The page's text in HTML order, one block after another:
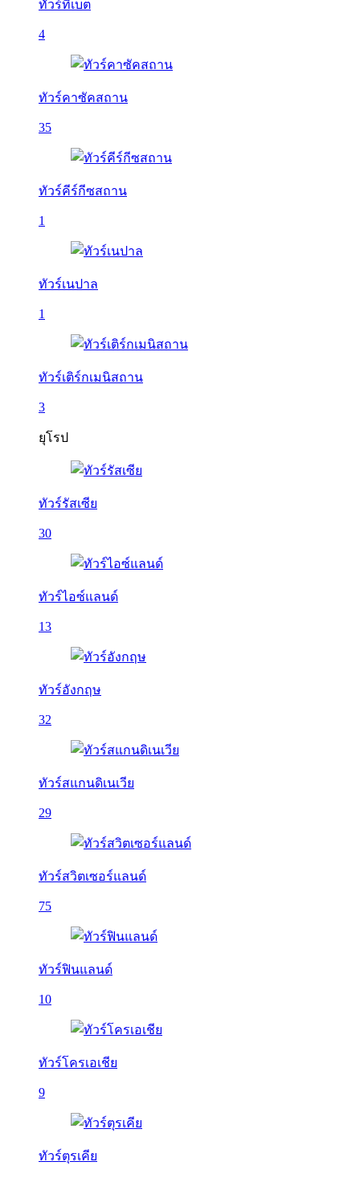
ทัวร์ทิเบต
4
ทัวร์คาซัคสถาน
35
ทัวร์คีร์กีซสถาน
1
ทัวร์เนปาล
1
ทัวร์เติร์กเมนิสถาน
3
ยุโรป
ทัวร์รัสเซีย
30
ทัวร์ไอซ์แลนด์
13
ทัวร์อังกฤษ
32
ทัวร์สแกนดิเนเวีย
29
ทัวร์สวิตเซอร์แลนด์
75
ทัวร์ฟินแลนด์
10
ทัวร์โครเอเชีย
9
ทัวร์ตุรเคีย